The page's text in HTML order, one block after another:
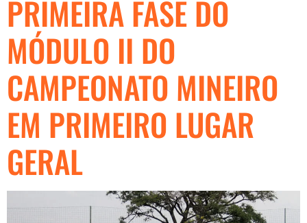
PRIMEIRA FASE DO
MÓDULO II DO
CAMPEONATO MINEIRO
EM PRIMEIRO LUGAR
GERAL